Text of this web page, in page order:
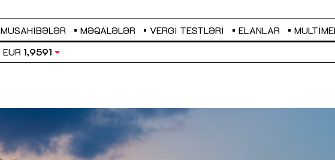
MÜSAHIBƏLƏR MƏQALƏLƏR VERGI TESTLƏRI ELANLAR
EUR 1,9591
Sahibkarlıq fəaliyyəti üçün inklüziv
imkanlar yaradan vergi təşviqləri
MƏQALƏ